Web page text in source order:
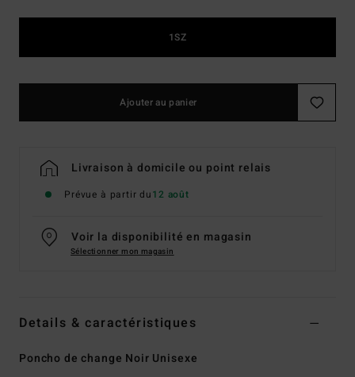
1SZ
Ajouter au panier
Livraison à domicile ou point relais
Prévue à partir du12 août
Voir la disponibilité en magasin
Sélectionner mon magasin
Details & caractéristiques
Poncho de change Noir Unisexe